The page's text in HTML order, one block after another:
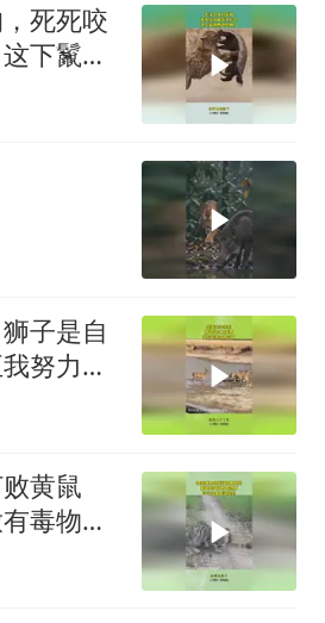
死死咬
下鬣狗
子是自
努力过
黄鼠
毒物